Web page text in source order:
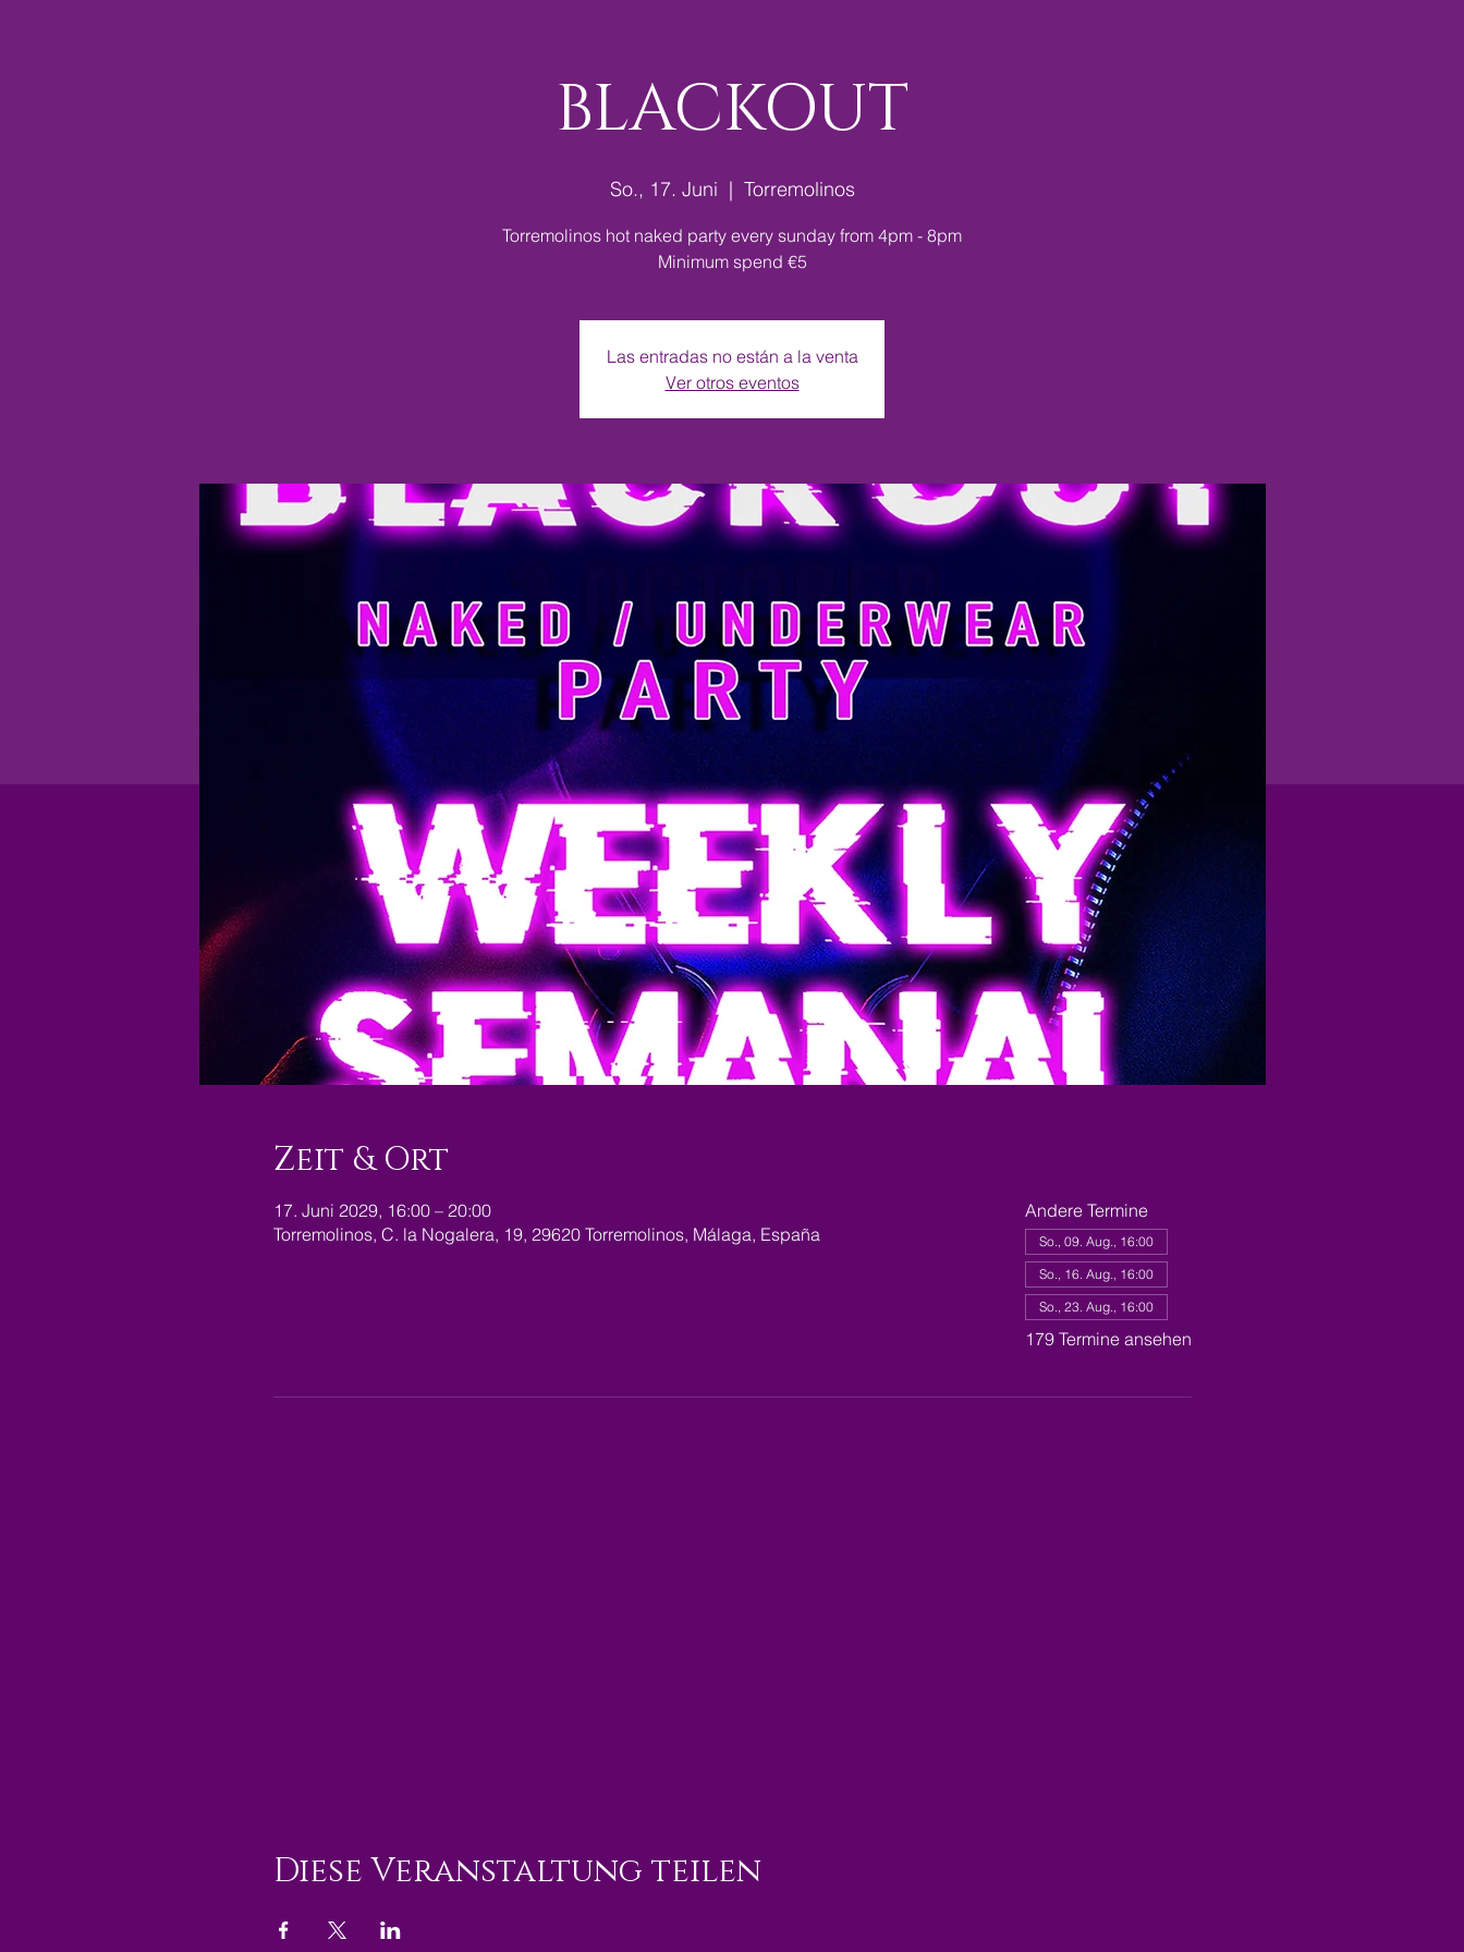
BLACKOUT
So., 17. Juni
  |
Torremolinos
Torremolinos hot naked party every sunday from 4pm - 8pm
Minimum spend €5
Las entradas no están a la venta
Ver otros eventos
Zeit & Ort
17. Juni 2029, 16:00 – 20:00
Torremolinos, C. la Nogalera, 19, 29620 Torremolinos, Málaga, España
Andere Termine
So., 09. Aug., 16:00
So., 16. Aug., 16:00
So., 23. Aug., 16:00
179 Termine ansehen
Diese Veranstaltung teilen